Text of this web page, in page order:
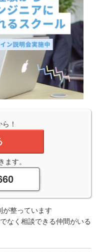
！
ます。
整っています
なく相談できる仲間がいる